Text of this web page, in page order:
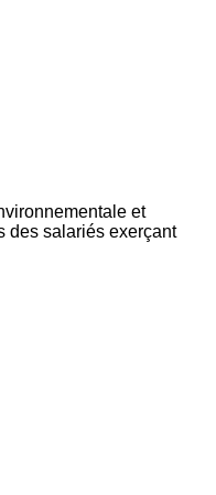
et
des salariés exerçant